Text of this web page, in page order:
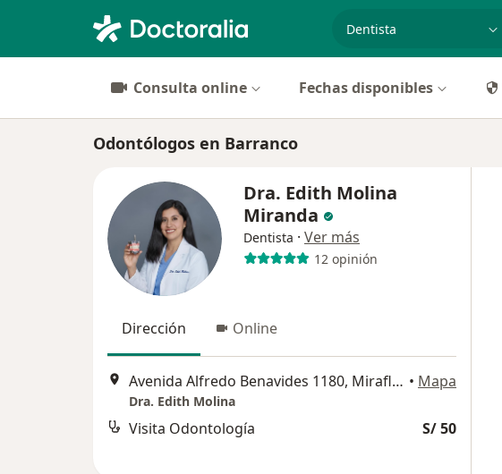
Consulta online Fechas disponibles
Odontólogos en Barranco
Dra. Edith Molina
Miranda
Dentista · Ver más
12 opinión
Dirección Online
Avenida Alfredo Benavides 1180, Miraflores • Mapa
Dra. Edith Molina
Visita Odontología S/ 50